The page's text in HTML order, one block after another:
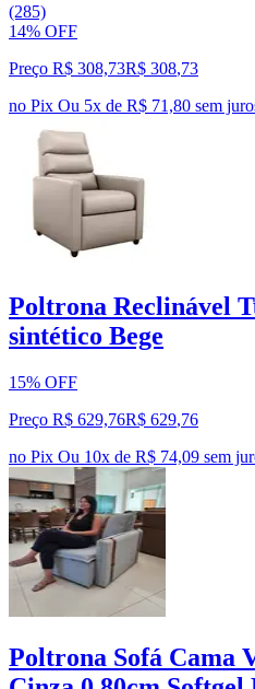
(285)
14% OFF
Preço R$ 308,73R$ 308,73
no Pix Ou 5x de R$ 71,80 sem
Poltrona Reclinável
sintético Bege
15% OFF
Preço R$ 629,76R$ 629,76
no Pix Ou 10x de R$ 74,09 sem
Poltrona Sofá Cama